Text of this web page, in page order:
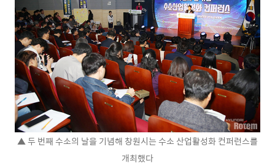
▲ 두 번째 수소의 날을 기념해 창원시는 수소 산업활성화 컨퍼런스를
개최했다